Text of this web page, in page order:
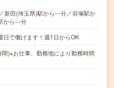
新田(埼玉県)駅から---分／谷塚駅か
から---分
日で働けます！週1日からOK
)※お仕事、勤務地により勤務時間